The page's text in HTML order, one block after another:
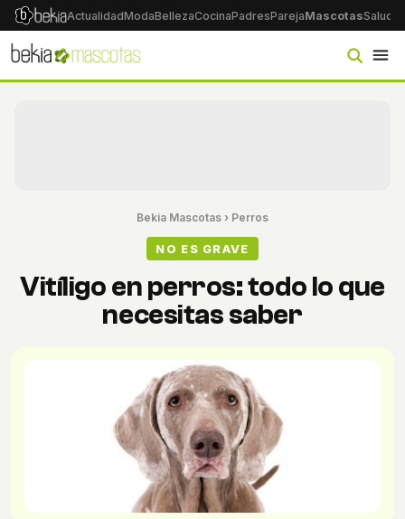
ActualidadModaBellezaCocinaPadresParejaMascotasSalud
Bekia Mascotas › Perros
NO ES GRAVE
Vitíligo en perros: todo lo que
necesitas saber